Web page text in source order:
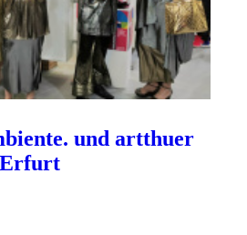
und artthuer
Erfurt